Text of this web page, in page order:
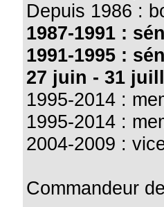
Depuis 1986 :
1987-1991 :
1991-1995 :
27 juin - 31
1995-2014 :
1995-2014 :
2004-2009 :
Commandeur